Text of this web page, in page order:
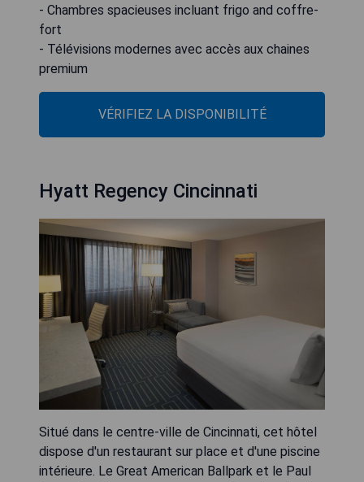
- Chambres spacieuses incluant frigo and coffre-
fort
- Télévisions modernes avec accès aux chaines
premium
VÉRIFIEZ LA DISPONIBILITÉ
Hyatt Regency Cincinnati
Situé dans le centre-ville de Cincinnati, cet hôtel
dispose d'un restaurant sur place et d'une piscine
intérieure. Le Great American Ballpark et le Paul